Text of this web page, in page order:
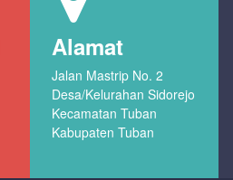
Alamat
Jalan Mastrip No. 2
Desa/Kelurahan Sidorejo
Kecamatan Tuban
Kabupaten Tuban